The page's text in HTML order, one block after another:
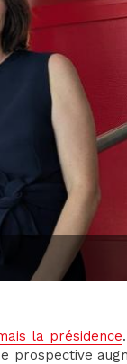
la présidence
prospective